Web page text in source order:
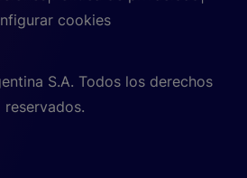
cookies
S.A. Todos los derechos
reservados.